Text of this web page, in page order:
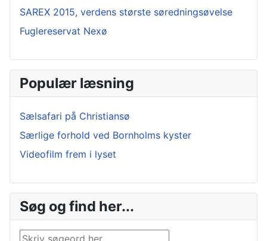
SAREX 2015, verdens største søredningsøvelse
Fuglereservat Nexø
Populær læsning
Sælsafari på Christiansø
Særlige forhold ved Bornholms kyster
Videofilm frem i lyset
Søg og find her...
Søg …